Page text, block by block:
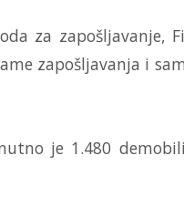
za zapošljavanje,
zapošljavanja i
je 1.480